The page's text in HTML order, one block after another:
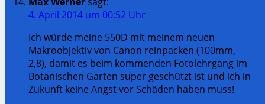
4. April 2014 um 00:52 Uhr
Ich würde meine 550D mit meinem neuen
Makroobjektiv von Canon reinpacken (100mm,
2,8), damit es beim kommenden Fotolehrgang im
Botanischen Garten super geschützt ist und ich in
Zukunft keine Angst vor Schäden haben muss!